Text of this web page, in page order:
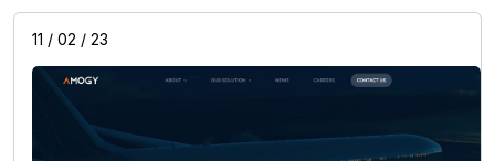
11 / 02 / 23